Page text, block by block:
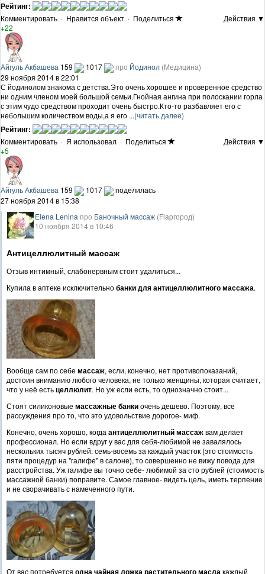
Рейтинг:
Комментировать · Нравится объект · Поделиться
Действия ▼
+22
Айгуль Акбашева 159 1017 про Йодинол (Медицина)
29 ноября 2014 в 22:01
С йодинолом знакома с детства.Это очень хорошее и проверенное средство
ни одним членом моей большой семьи.Гнойная ангина при полоскании горла
с этим чудо средством проходит очень быстро.Кто-то разбавляет его с
небольшим количеством воды,а я его ...(читать далее)
Рейтинг:
Комментировать · Я использовал · Поделиться
Действия ▼
+5
Айгуль Акбашева 159 1017
поделилась
27 ноября 2014 в 15:38
Elena Lenina про Баночный массаж (Flapгород)
10 ноября 2014 в 10:46
Антицеллюлитный массаж
Отзыв интимный, слабонервным стоит удалиться...
Купила в аптеке исключительнобанкидля антицеллюлитного массажа.
Вообще сам по себе массаж, если, конечно, нет противопоказаний,
достоин вниманию любого человека, не только женщины, которая считает,
что у неё естьцеллюлит. Но уж если есть, то однозначно стоит...
Стоят силиконовые массажные банкиочень дешево. Поэтому, все
рассуждения про то, что это удовольствие дорогое- миф.
Конечно, очень хорошо, когда антицеллюлитный массажвам делает
профессионал. Но если вдруг у вас для себя-любимой не завалялось
нескольких тысяч рублей: семь-восемь за каждый участок (это стоимость
пяти процедур на "галифе" в салоне), то совершенно не вижу повода для
расстройства. Уж галифе вы точно себе- любимой за сто рублей (стоимость
массажной банки) поправите. Самое главное- видеть цель, иметь терпение
и не сворачивать с намеченного пути.
От вас потребуется одна чайная ложка растительного маслакаждый